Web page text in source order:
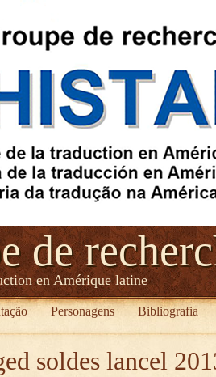
de
en Amérique latine
Personagens Bibliografia
soldes lancel